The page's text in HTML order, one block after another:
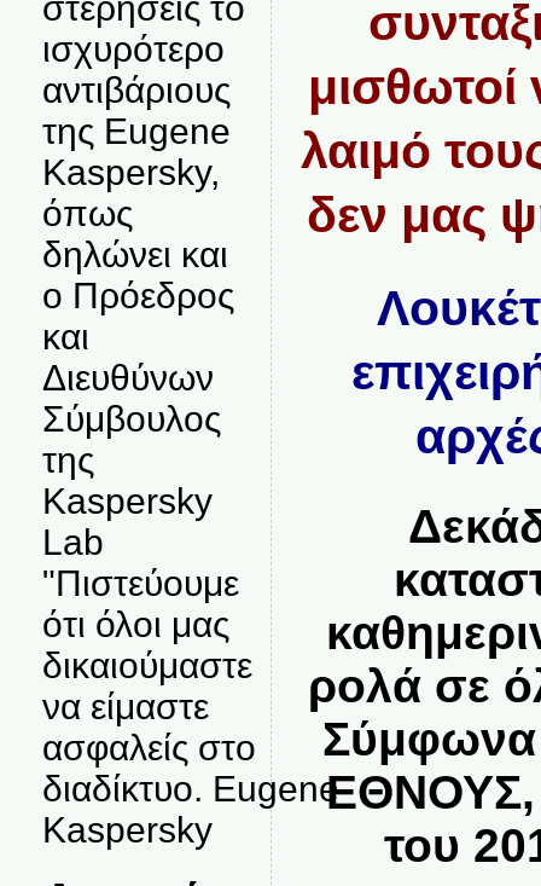
ισχυρότερο
αντιβάριους
της Eugene
Kaspersky,
όπως
δηλώνει και
ο Πρόεδρος
και
Διευθύνων
Σύμβουλος
της
Kaspersky
Lab
"Πιστεύουμε
ότι όλοι μας
δικαιούμαστε
να είμαστε
ασφαλείς στο
διαδίκτυο. Eugene
Kaspersky
λαιμό
δεν μας
ρολά σε
Σύμφωνα
ΕΘΝΟΥΣ,
του